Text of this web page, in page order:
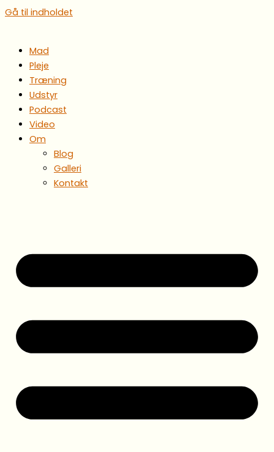
Gå til indholdet
Mad
Pleje
Træning
Udstyr
Podcast
Video
Om
Blog
Galleri
Kontakt